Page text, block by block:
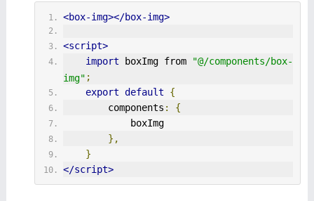
<box-img></box-img>
<script>
import boxImg from "@/components/box-
img" ;
export default
{
        components
:
{
            boxImg
},
}
</script>